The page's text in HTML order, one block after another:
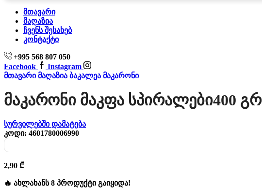
მთავარი
მაღაზია
ჩვენს შესახებ
კონტაქტი
+995 568 807 050
Facebook
Instagram
მთავარი მაღაზია ბაკალეა მაკარონი
Მაკარონი Მაკფა Სპირალები400 Გრ
სურვილებში დამატება
კოდი: 4601780006990
2,90 ₾
🔥 ახლახანს 8 პროდუქტი გაიყიდა!